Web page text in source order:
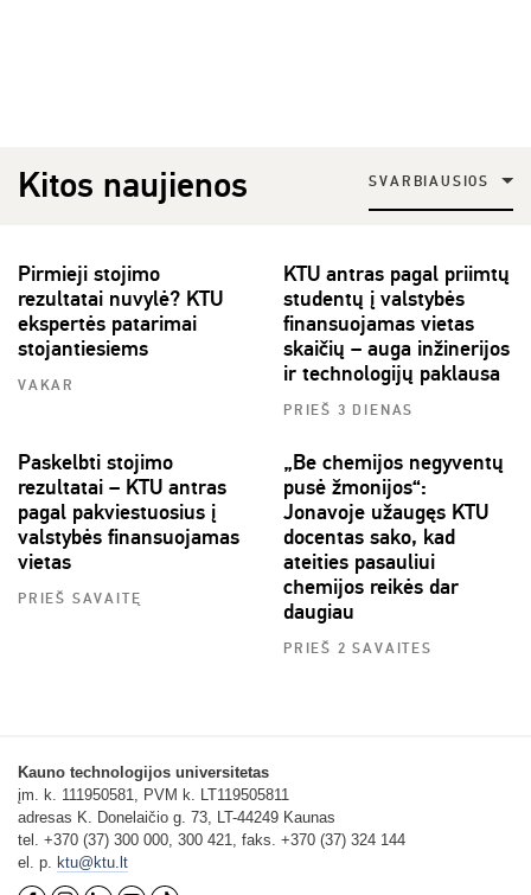
Kitos naujienos SVARBIAUSIOS
Pirmieji stojimo
rezultatai nuvylė? KTU
ekspertės patarimai
stojantiesiems
VAKAR
KTU antras pagal priimtų
studentų į valstybės
finansuojamas vietas
skaičių – auga inžinerijos
ir technologijų paklausa
PRIEŠ 3 DIENAS
Paskelbti stojimo
rezultatai – KTU antras
pagal pakviestuosius į
valstybės finansuojamas
vietas
PRIEŠ SAVAITĘ
„Be chemijos negyventų
pusė žmonijos“:
Jonavoje užaugęs KTU
docentas sako, kad
ateities pasauliui
chemijos reikės dar
daugiau
PRIEŠ 2 SAVAITES
Kauno technologijos universitetas
įm. k. 111950581, PVM k. LT119505811
adresas K. Donelaičio g. 73, LT-44249 Kaunas
tel. +370 (37) 300 000, 300 421, faks. +370 (37) 324 144
el. p. ktu@ktu.lt